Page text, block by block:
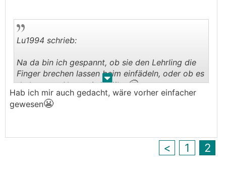
. .
Lu1994 schrieb:
Na da bin ich gespannt, ob sie den Lehrling die
Finger brechen lassen beim einfädeln, oder ob es
da bessere Alternativen gibt🤔
Hab ich mir auch gedacht, wäre vorher einfacher
gewesen😬
< 1 2